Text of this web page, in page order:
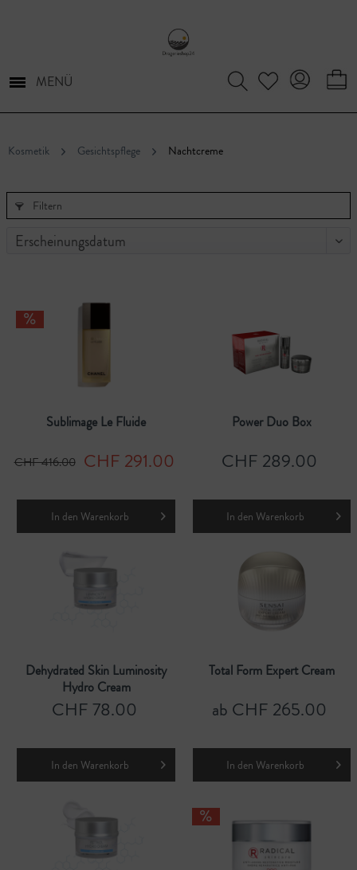
MENÜ
Kosmetik Gesichtspflege Nachtcreme
Filtern
Sublimage Le Fluide
CHF 416.00 CHF 291.00
In den Warenkorb
Power Duo Box
CHF 289.00
In den Warenkorb
Dehydrated Skin Luminosity
Hydro Cream
CHF 78.00
In den Warenkorb
Total Form Expert Cream
ab CHF 265.00
In den Warenkorb